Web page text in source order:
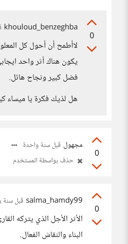
0
khouloud_benzeghba
لاأطمح أن أحول كل
يكون هناك أثر واحد
فضل كبير ونجاح هائل.
هل لذيك فكرة يا ميساء
0
مجهول قبل سنة واحدة
حذف بواسطة المستخدم
0
salma_hamdy99 قبل سنة
الأثر الأجل الذي يتركه
البناء والنقاش الفعال.